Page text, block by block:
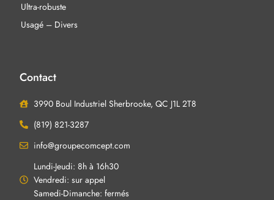
Ultra-robuste
Usagé – Divers
Contact
3990 Boul Industriel Sherbrooke, QC J1L 2T8
(819) 821-3287
info@groupecomcept.com
Lundi-Jeudi: 8h à 16h30
Vendredi: sur appel
Samedi-Dimanche: fermés